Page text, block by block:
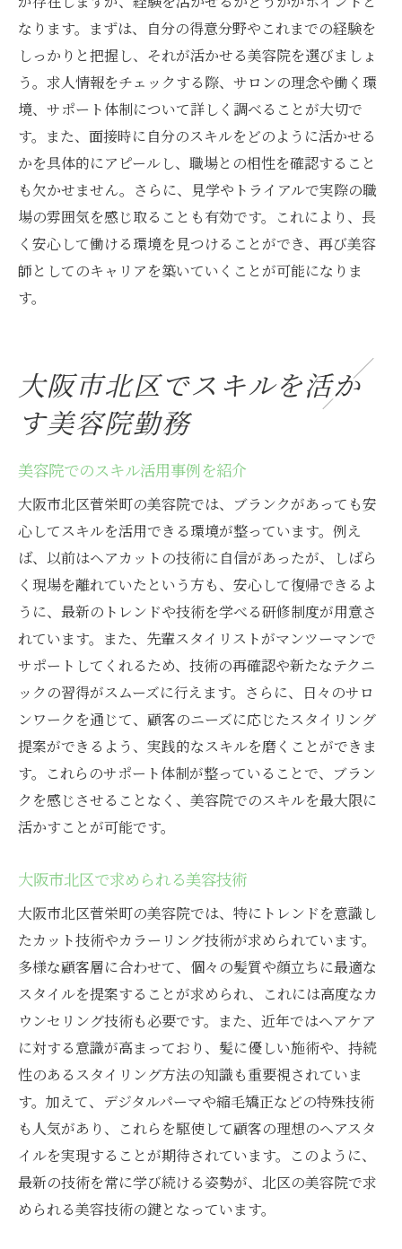
なります。まずは、自分の得意分野やこれまでの経験を
しっかりと把握し、それが活かせる美容院を選びましょ
う。求人情報をチェックする際、サロンの理念や働く環
境、サポート体制について詳しく調べることが大切で
す。また、面接時に自分のスキルをどのように活かせる
かを具体的にアピールし、職場との相性を確認すること
も欠かせません。さらに、見学やトライアルで実際の職
場の雰囲気を感じ取ることも有効です。これにより、長
く安心して働ける環境を見つけることができ、再び美容
師としてのキャリアを築いていくことが可能になりま
す。
大阪市北区でスキルを活か
す美容院勤務
美容院でのスキル活用事例を紹介
大阪市北区菅栄町の美容院では、ブランクがあっても安
心してスキルを活用できる環境が整っています。例え
ば、以前はヘアカットの技術に自信があったが、しばら
く現場を離れていたという方も、安心して復帰できるよ
うに、最新のトレンドや技術を学べる研修制度が用意さ
れています。また、先輩スタイリストがマンツーマンで
サポートしてくれるため、技術の再確認や新たなテクニ
ックの習得がスムーズに行えます。さらに、日々のサロ
ンワークを通じて、顧客のニーズに応じたスタイリング
提案ができるよう、実践的なスキルを磨くことができま
す。これらのサポート体制が整っていることで、ブラン
クを感じさせることなく、美容院でのスキルを最大限に
活かすことが可能です。
大阪市北区で求められる美容技術
大阪市北区菅栄町の美容院では、特にトレンドを意識し
たカット技術やカラーリング技術が求められています。
多様な顧客層に合わせて、個々の髪質や顔立ちに最適な
スタイルを提案することが求められ、これには高度なカ
ウンセリング技術も必要です。また、近年ではヘアケア
に対する意識が高まっており、髪に優しい施術や、持続
性のあるスタイリング方法の知識も重要視されていま
す。加えて、デジタルパーマや縮毛矯正などの特殊技術
も人気があり、これらを駆使して顧客の理想のヘアスタ
イルを実現することが期待されています。このように、
最新の技術を常に学び続ける姿勢が、北区の美容院で求
められる美容技術の鍵となっています。